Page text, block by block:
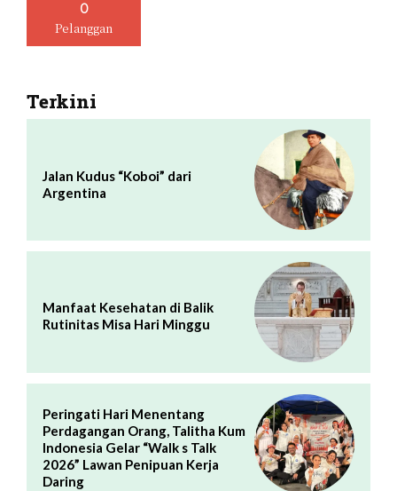
0
Pelanggan
Terkini
Jalan Kudus “Koboi” dari
Argentina
Manfaat Kesehatan di Balik
Rutinitas Misa Hari Minggu
Peringati Hari Menentang
Perdagangan Orang, Talitha Kum
Indonesia Gelar “Walk s Talk
2026” Lawan Penipuan Kerja
Daring